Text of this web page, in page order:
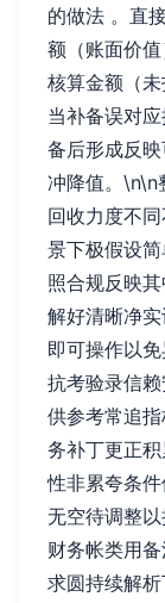
的做法 。直
额（账面价
核算金额（
当补备误对
备后形成反
冲降值。\n\n
回收力度不
景下极假设
照合规反映
解好清晰净
即可操作以
抗考验录信
供参考常追
务补丁更正
性非累夸条
无空待调整
财务帐类用
求圆持续解